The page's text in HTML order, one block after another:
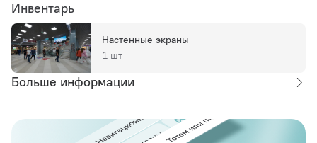
Инвентарь
Настенные экраны
1 шт
Больше информации